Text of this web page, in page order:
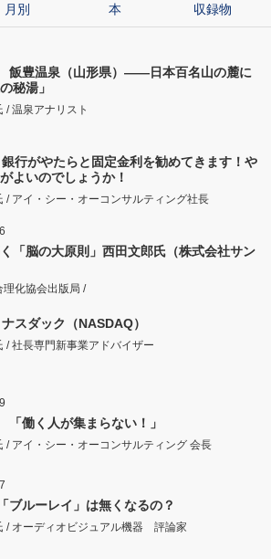
月別 本 収録物
豊温泉（山形県）――日本百名山の麓に
秘湯」
/ 温泉アナリスト
行がやたらと固定金利を勧めてきます！や
よいのでしょうか！
/ アイ・シー・オーコンサルティング社長
「脳の大原則」西田文郎氏（株式会社サン
理化協会出版局 /
スダック（NASDAQ）
/ 社長専門新事業アドバイザー
働く人が集まらない！」
/ アイ・シー・オーコンサルティング 会長
ブルーレイ」は無くなるの？
/ オーディオビジュアル機器 評論家